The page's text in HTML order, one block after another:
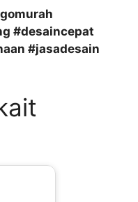
#desaincepat
#jasadesain